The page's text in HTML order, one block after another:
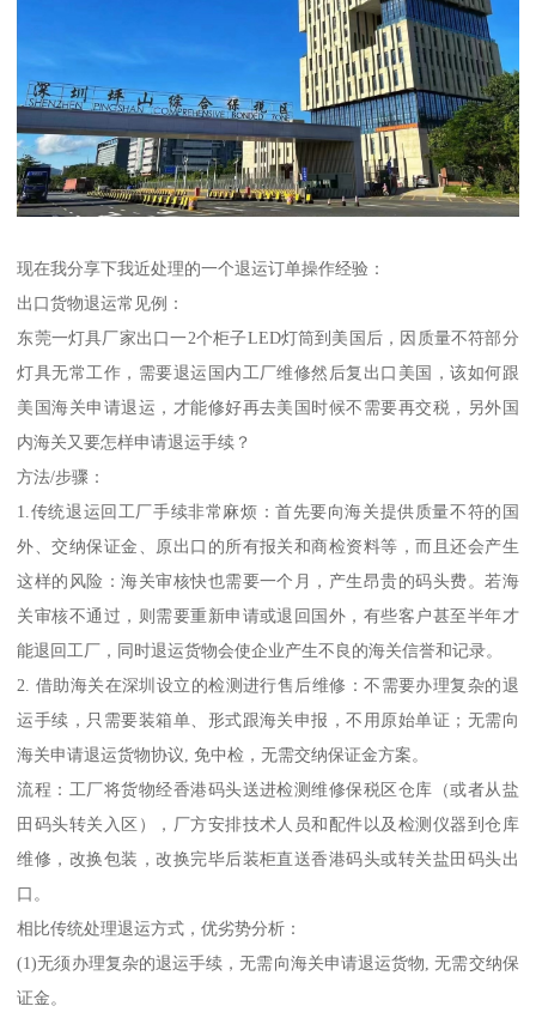
现在我分享下我近处理的一个退运订单操作经验：
出口货物退运常见例：
东莞一灯具厂家出口一2个柜子LED灯筒到美国后，因质量不符部分
灯具无常工作，需要退运国内工厂维修然后复出口美国，该如何跟
美国海关申请退运，才能修好再去美国时候不需要再交税，另外国
内海关又要怎样申请退运手续？
方法/步骤：
1.传统退运回工厂手续非常麻烦：首先要向海关提供质量不符的国
外、交纳保证金、原出口的所有报关和商检资料等，而且还会产生
这样的风险：海关审核快也需要一个月，产生昂贵的码头费。若海
关审核不通过，则需要重新申请或退回国外，有些客户甚至半年才
能退回工厂，同时退运货物会使企业产生不良的海关信誉和记录。
2. 借助海关在深圳设立的检测进行售后维修：不需要办理复杂的退
运手续，只需要装箱单、形式跟海关申报，不用原始单证；无需向
海关申请退运货物协议, 免中检，无需交纳保证金方案。
流程：工厂将货物经香港码头送进检测维修保税区仓库（或者从盐
田码头转关入区），厂方安排技术人员和配件以及检测仪器到仓库
维修，改换包装，改换完毕后装柜直送香港码头或转关盐田码头出
口。
相比传统处理退运方式，优劣势分析：
(1)无须办理复杂的退运手续，无需向海关申请退运货物, 无需交纳保
证金。